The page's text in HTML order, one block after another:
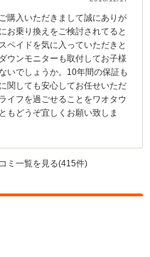
購入いただきまして誠にありが
お乗り換えをご検討されてると
ペイドを気に入っていただきと
ウンモニターも取付してお子様
いでしょうか。10年間の保証も
関しても安心してお任せいただ
イフを過ごせることをワオタウ
もどうぞ宜しくお願い致しま
ミ一覧を見る(415件)